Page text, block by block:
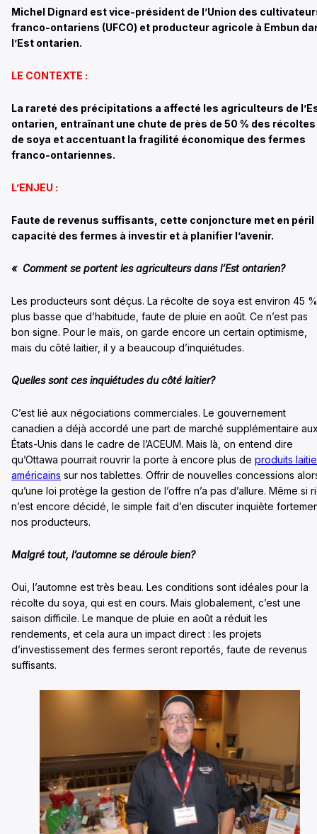
Michel Dignard est vice-président de l’Union des
franco-ontariens (UFCO) et producteur agricole à Embun
l’Est ontarien.
LE CONTEXTE :
La rareté des précipitations a affecté les agriculteurs de
ontarien, entraînant une chute de près de 50 % des récoltes
de soya et accentuant la fragilité économique des fermes
franco-ontariennes.
L’ENJEU :
Faute de revenus suffisants, cette conjoncture met en péril
capacité des fermes à investir et à planifier l’avenir.
« Comment se portent les agriculteurs dans l’Est ontarien?
Les producteurs sont déçus. La récolte de soya est environ 45 %
plus basse que d’habitude, faute de pluie en août. Ce n’est pas
bon signe. Pour le maïs, on garde encore un certain optimisme,
mais du côté laitier, il y a beaucoup d’inquiétudes.
Quelles sont ces inquiétudes du côté laitier?
C’est lié aux négociations commerciales. Le gouvernement
canadien a déjà accordé une part de marché supplémentaire
États-Unis dans le cadre de l’ACEUM. Mais là, on entend dire
qu’Ottawa pourrait rouvrir la porte à encore plus de produits
américains sur nos tablettes. Offrir de nouvelles concessions
qu’une loi protège la gestion de l’offre n’a pas d’allure. Même si
n’est encore décidé, le simple fait d’en discuter inquiète
nos producteurs.
Malgré tout, l’automne se déroule bien?
Oui, l’automne est très beau. Les conditions sont idéales pour la
récolte du soya, qui est en cours. Mais globalement, c’est une
saison difficile. Le manque de pluie en août a réduit les
rendements, et cela aura un impact direct : les projets
d’investissement des fermes seront reportés, faute de revenus
suffisants.